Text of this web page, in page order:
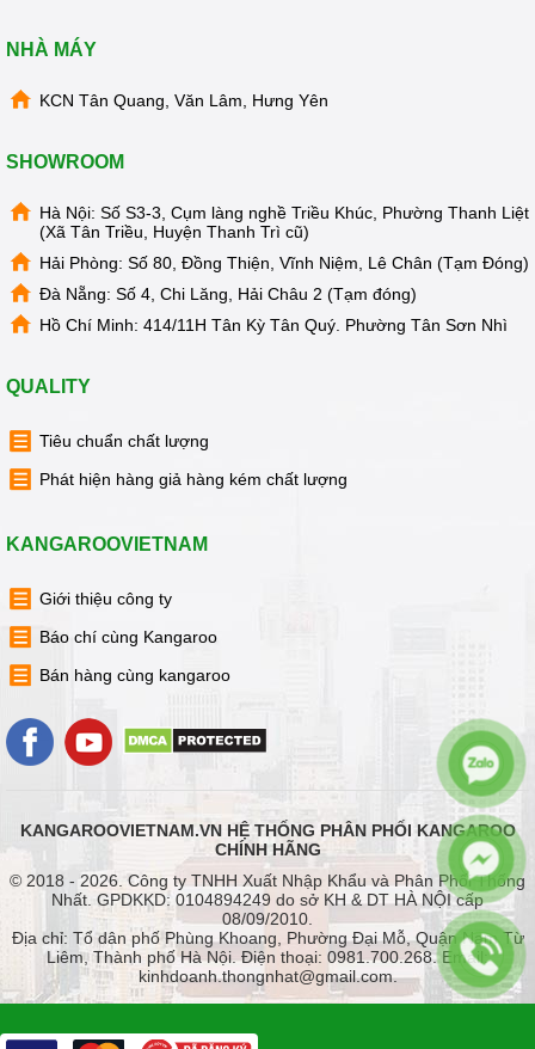
NHÀ MÁY
KCN Tân Quang, Văn Lâm, Hưng Yên
SHOWROOM
Hà Nội: Số S3-3, Cụm làng nghề Triều Khúc, Phường Thanh Liệt
(Xã Tân Triều, Huyện Thanh Trì cũ)
Hải Phòng: Số 80, Đồng Thiện, Vĩnh Niệm, Lê Chân (Tạm Đóng)
Đà Nẵng: Số 4, Chi Lăng, Hải Châu 2 (Tạm đóng)
Hồ Chí Minh: 414/11H Tân Kỳ Tân Quý. Phường Tân Sơn Nhì
QUALITY
Tiêu chuẩn chất lượng
Phát hiện hàng giả hàng kém chất lượng
KANGAROOVIETNAM
Giới thiệu công ty
Báo chí cùng Kangaroo
Bán hàng cùng kangaroo
KANGAROOVIETNAM.VN HỆ THỐNG PHÂN PHỐI KANGAROO
CHÍNH HÃNG
© 2018 - 2026. Công ty TNHH Xuất Nhập Khẩu và Phân Phối Thống
Nhất. GPDKKD: 0104894249 do sở KH & DT HÀ NỘI cấp
08/09/2010.
Địa chỉ: Tổ dân phố Phùng Khoang, Phường Đại Mỗ, Quận Nam Từ
Liêm, Thành phố Hà Nội. Điện thoại: 0981.700.268. Email:
kinhdoanh.thongnhat@gmail.com.